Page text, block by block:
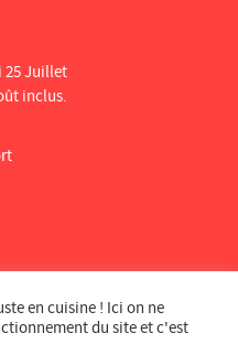
25 Juillet
inclus.
en cuisine ! Ici on ne
du site et c'est